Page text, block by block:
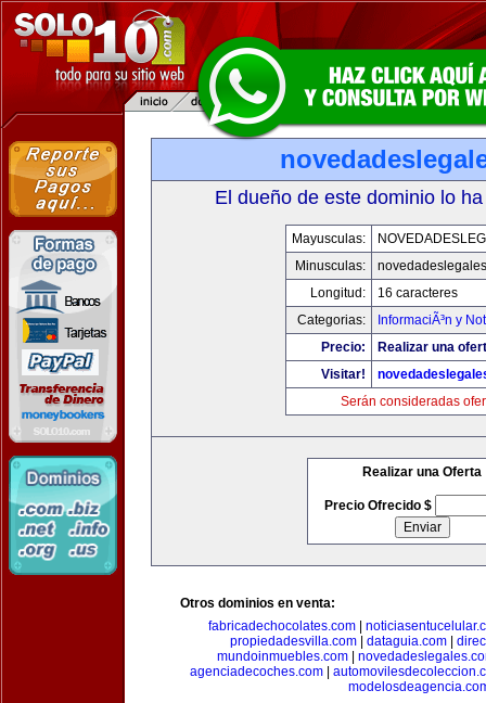
El dueño de este dominio lo
Mayusculas:
Minusculas:
Longitud:
16 caracteres
Categorias:
InformaciÃ³n y
Precio:
Realizar una
Visitar!
Serán consideradas
Realizar una Oferta
Precio Ofrecido $
Otros dominios en venta:
fabricadechocolates.com|
propiedadesvilla.com| dataguia.com|
mundoinmuebles.com
agenciadecoches.com